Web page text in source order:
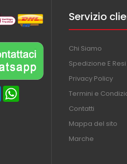
LinkedIn
Servizio
Chi Siamo
Spedizione E Resi
Privacy Policy
Termini e
Contatti
Mappa del sito
Marche